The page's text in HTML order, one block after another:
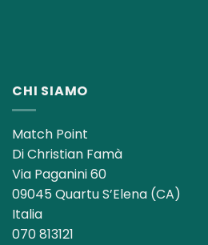
CHI SIAMO
Match Point
Di Christian Famà
Via Paganini 60
09045 Quartu S’Elena (CA)
Italia
070 813121